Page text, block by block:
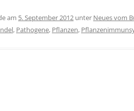
am 5. September 2012 unter Neues vom
, Pathogene, Pflanzen,